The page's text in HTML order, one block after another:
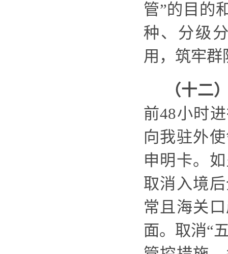
管”的目的
种、分级
用，筑牢
（十二
前48小时
向我驻外
申明卡。
取消入境后
常且海关
面。取消“